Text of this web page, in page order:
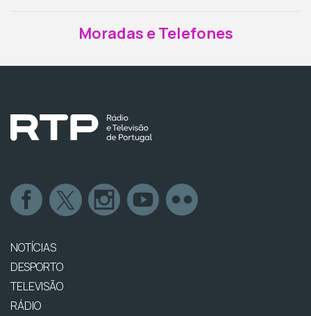
Moradas e Telefones
NOTÍCIAS
DESPORTO
TELEVISÃO
RÁDIO